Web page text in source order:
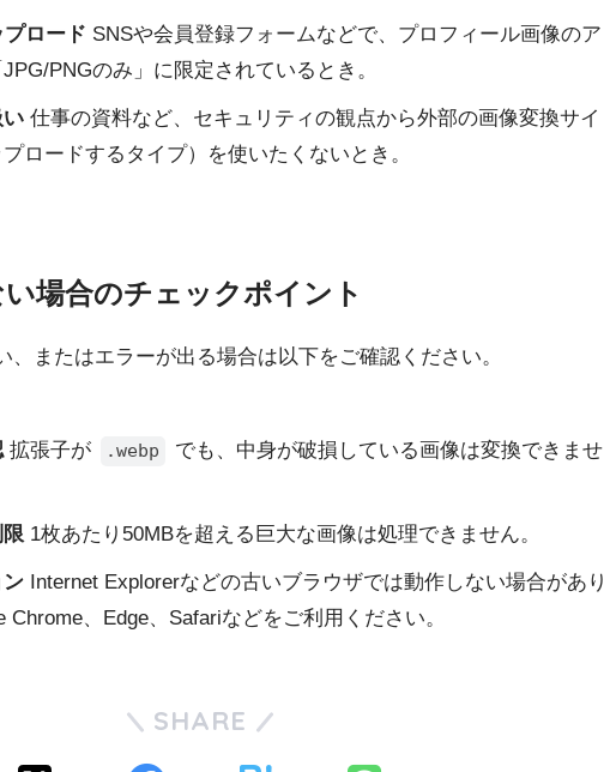
ロード SNSや会員登録フォームなどで、プロフィール画像のア
PNGのみ」に限定されているとき。
仕事の資料など、セキュリティの観点から外部の画像変換サイ
ロードするタイプ）を使いたくないとき。
場合のチェックポイント
、またはエラーが出る場合は以下をご確認ください。
拡張子が .webp
でも、中身が破損している画像は変換できませ
1枚あたり50MBを超える巨大な画像は処理できません。
Internet Explorerなどの古いブラウザでは動作しない場合があり
Chrome、Edge、Safariなどをご利用ください。
SHARE